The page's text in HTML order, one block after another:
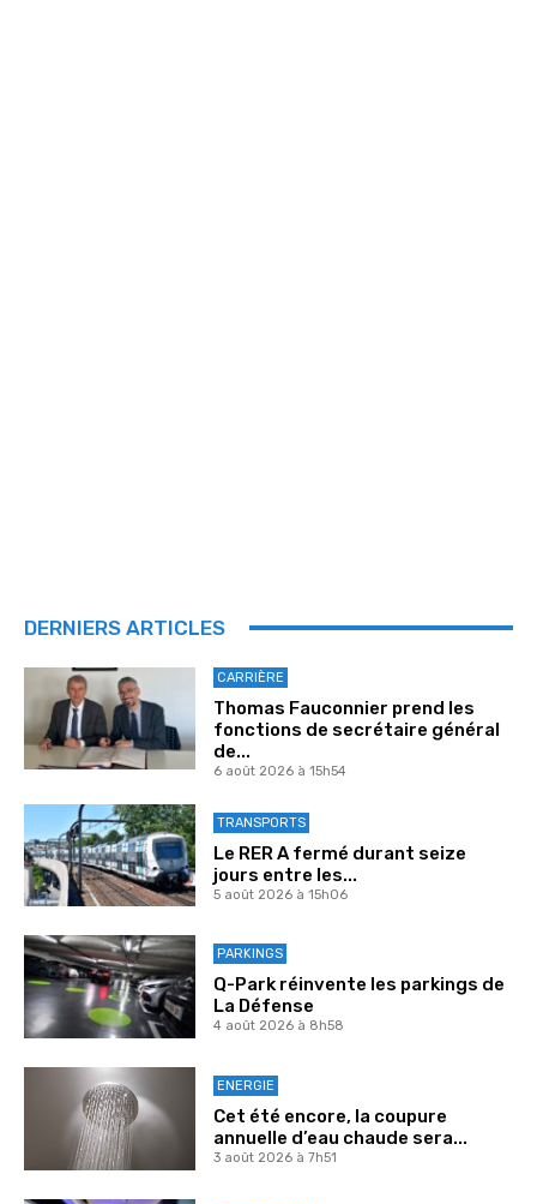
DERNIERS ARTICLES
CARRIÈRE
Thomas Fauconnier prend les
fonctions de secrétaire général
de...
6 août 2026 à 15h54
TRANSPORTS
Le RER A fermé durant seize
jours entre les...
5 août 2026 à 15h06
PARKINGS
Q-Park réinvente les parkings de
La Défense
4 août 2026 à 8h58
ENERGIE
Cet été encore, la coupure
annuelle d’eau chaude sera...
3 août 2026 à 7h51